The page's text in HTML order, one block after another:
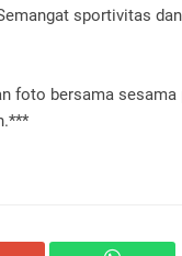
sportivitas
foto bersama sesama